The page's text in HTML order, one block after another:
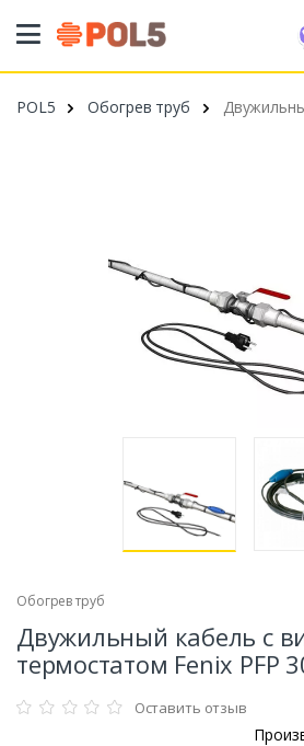
POL5 Обогрев труб
Обогрев труб
Двужильный кабель с
термостатом Fenix PFP
Оставить отзыв